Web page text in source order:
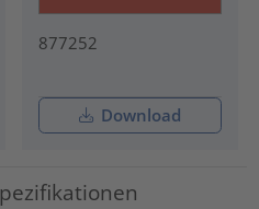
877252
Download